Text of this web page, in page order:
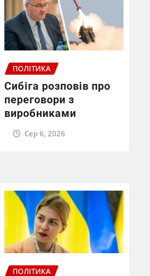
ПОЛІТИКА
Сибіга розповів про
переговори з
виробниками
Сер 6, 2026
ПОЛІТИКА